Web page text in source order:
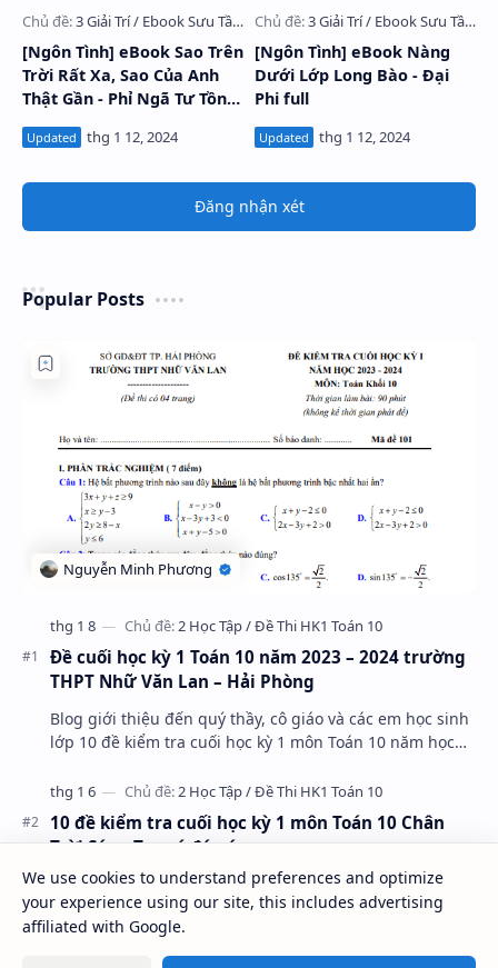
[Ngôn Tình] eBook Sao Trên
Trời Rất Xa, Sao Của Anh
Thật Gần - Phỉ Ngã Tư Tồn
full
[Ngôn Tình] eBook Nàng
Dưới Lớp Long Bào - Đại
Phi full
Đăng nhận xét
Popular Posts
Đề cuối học kỳ 1 Toán 10 năm 2023 – 2024 trường
THPT Nhữ Văn Lan – Hải Phòng
Blog giới thiệu đến quý thầy, cô giáo và các em học sinh
lớp 10 đề kiểm tra cuối học kỳ 1 môn Toán 10 năm học
10 đề kiểm tra cuối học kỳ 1 môn Toán 10 Chân
Trời Sáng Tạo có đáp án
Đề thi HSG Toán 11 lần 1 năm 2023 – 2024 trường
THPT Ngô Gia Tự – Vĩnh Phúc
We use cookies to understand preferences and optimize
your experience using our site, this includes advertising
affiliated with Google.